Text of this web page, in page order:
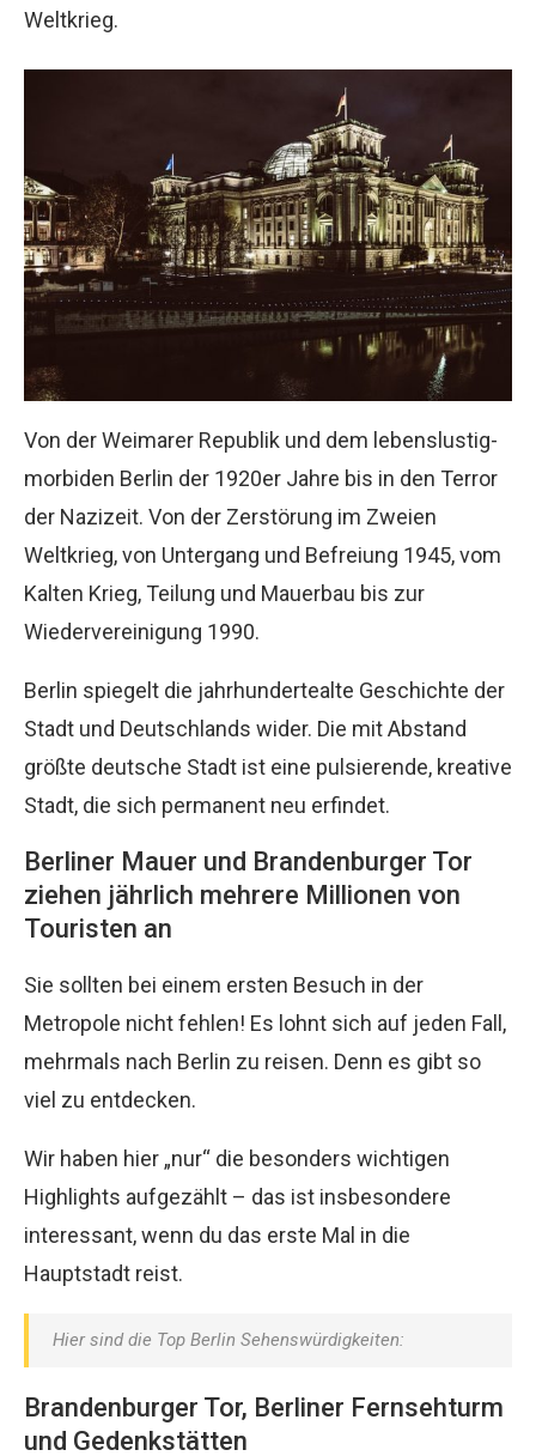
Weltkrieg.
Von der Weimarer Republik und dem lebenslustig-
morbiden Berlin der 1920er Jahre bis in den Terror
der Nazizeit. Von der Zerstörung im Zweien
Weltkrieg, von Untergang und Befreiung 1945, vom
Kalten Krieg, Teilung und Mauerbau bis zur
Wiedervereinigung 1990.
Berlin spiegelt die jahrhundertealte Geschichte der
Stadt und Deutschlands wider. Die mit Abstand
größte deutsche Stadt ist eine pulsierende, kreative
Stadt, die sich permanent neu erfindet.
Berliner Mauer und Brandenburger Tor
ziehen jährlich mehrere Millionen von
Touristen an
Sie sollten bei einem ersten Besuch in der
Metropole nicht fehlen! Es lohnt sich auf jeden Fall,
mehrmals nach Berlin zu reisen. Denn es gibt so
viel zu entdecken.
Wir haben hier „nur“ die besonders wichtigen
Highlights aufgezählt – das ist insbesondere
interessant, wenn du das erste Mal in die
Hauptstadt reist.
Hier sind die Top Berlin Sehenswürdigkeiten:
Brandenburger Tor, Berliner Fernsehturm
und Gedenkstätten